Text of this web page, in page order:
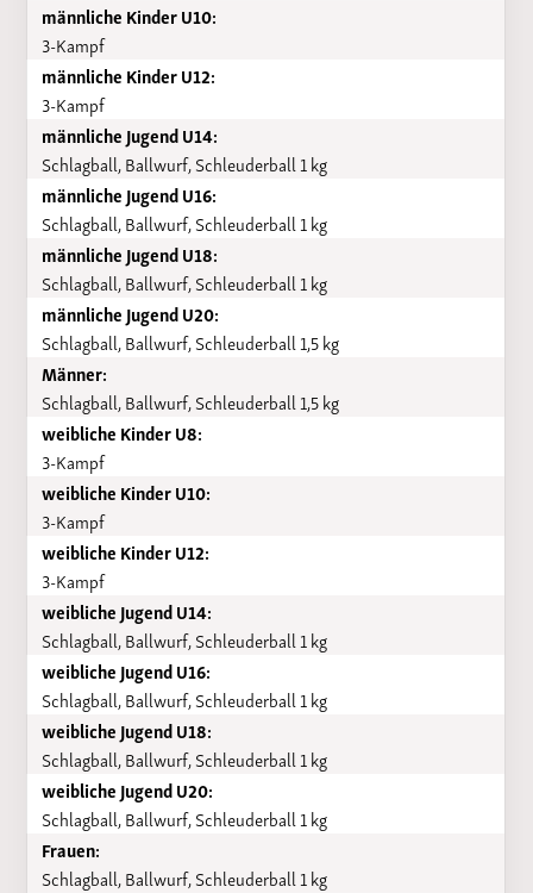
männliche Kinder U10:
3-Kampf
männliche Kinder U12:
3-Kampf
männliche Jugend U14:
Schlagball, Ballwurf, Schleuderball 1 kg
männliche Jugend U16:
Schlagball, Ballwurf, Schleuderball 1 kg
männliche Jugend U18:
Schlagball, Ballwurf, Schleuderball 1 kg
männliche Jugend U20:
Schlagball, Ballwurf, Schleuderball 1,5 kg
Männer:
Schlagball, Ballwurf, Schleuderball 1,5 kg
weibliche Kinder U8:
3-Kampf
weibliche Kinder U10:
3-Kampf
weibliche Kinder U12:
3-Kampf
weibliche Jugend U14:
Schlagball, Ballwurf, Schleuderball 1 kg
weibliche Jugend U16:
Schlagball, Ballwurf, Schleuderball 1 kg
weibliche Jugend U18:
Schlagball, Ballwurf, Schleuderball 1 kg
weibliche Jugend U20:
Schlagball, Ballwurf, Schleuderball 1 kg
Frauen:
Schlagball, Ballwurf, Schleuderball 1 kg